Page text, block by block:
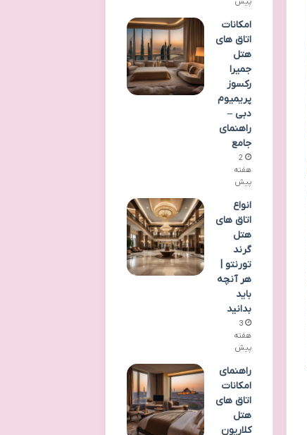
امکانات
اتاق های
هتل
جمیرا
رکسوز
پریمیوم
دبی –
راهنمای
جامع
2
هفته
پیش
انواع
اتاق های
هتل
گرند
تورنتو |
هر آنچه
باید
بدانید
3
هفته
پیش
راهنمای
امکانات
اتاق های
هتل
کلاریون